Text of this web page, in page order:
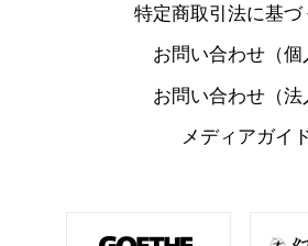
特定商取引法に基づ
お問い合わせ（個
お問い合わせ（法
メディアガイ